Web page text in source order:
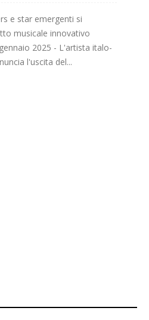
e star emergenti si
musicale innovativo
2025 - L'artista italo-
l'uscita del...